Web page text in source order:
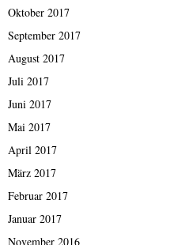
Oktober 2017
September 2017
August 2017
Juli 2017
Juni 2017
Mai 2017
April 2017
März 2017
Februar 2017
Januar 2017
November 2016